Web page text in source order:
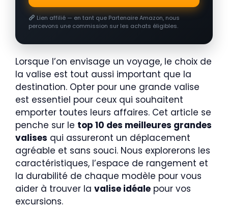
Lien affilié — en tant que Partenaire Amazon, nous
percevons une commission sur les achats éligibles.
Lorsque l’on envisage un voyage, le choix de
la valise est tout aussi important que la
destination. Opter pour une grande valise
est essentiel pour ceux qui souhaitent
emporter toutes leurs affaires. Cet article se
penche sur le top 10 des meilleures grandes
valises qui assureront un déplacement
agréable et sans souci. Nous explorerons les
caractéristiques, l’espace de rangement et
la durabilité de chaque modèle pour vous
aider à trouver la valise idéale pour vos
excursions.